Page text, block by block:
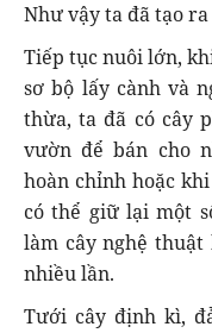
Như vậy ta đã tạo
Tiếp tục nuôi lớn,
sơ bộ lấy cành và
thừa, ta đã có cây
vườn để bán cho
hoàn chỉnh hoặc
có thể giữ lại một
làm cây nghệ
nhiều lần.
Tưới cây định kì,